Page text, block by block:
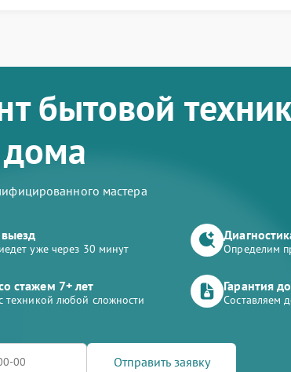
бытовой
мастера
уже через 30 минут Определим
стажем 7+ лет
техникой любой сложности
Гарантия
Составляем
Отправить заявку